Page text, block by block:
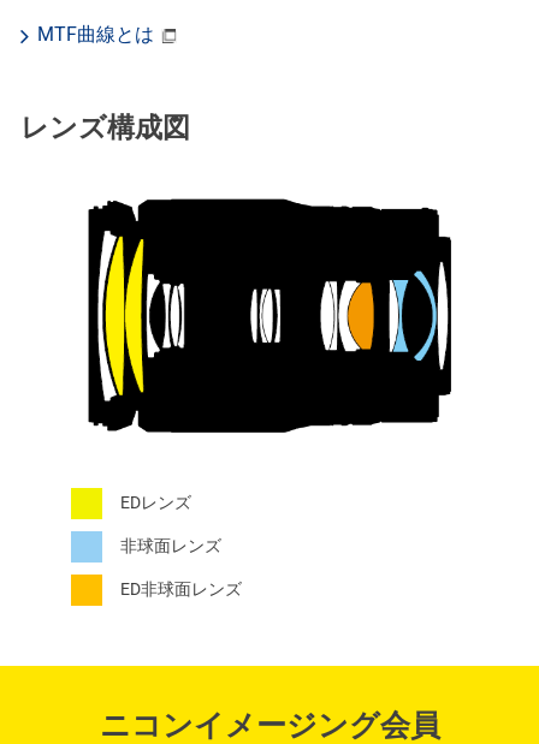
MTF曲線とは
レンズ構成図
EDレンズ
非球面レンズ
ED非球面レンズ
ニコンイメージング会員